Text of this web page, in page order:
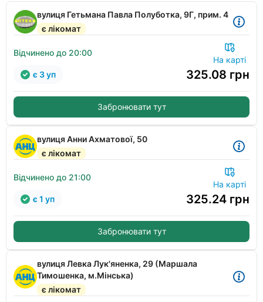
вулиця Гетьмана Павла Полуботка, 9Г, прим. 4
є лікомат
Відчинено до 20:00
На карті
325.08 грн
є 3 уп
Забронювати тут
вулиця Анни Ахматової, 50
є лікомат
Відчинено до 21:00
На карті
325.24 грн
є 1 уп
Забронювати тут
вулиця Левка Лук'яненка, 29 (Маршала
Тимошенка, м.Мінська)
є лікомат